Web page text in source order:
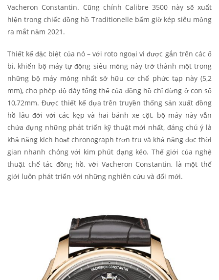
Vacheron Constantin. Cũng chính Calibre 3500 này sẽ xuất
hiện trong chiếc đồng hồ Traditionelle bấm giờ kép siêu mỏng
ra mắt năm 2021.
Thiết kế đặc biệt của nó – với roto ngoại vi được gắn trên các ổ
bi, khiến bộ máy tự động siêu mỏng này trở thành một trong
những bộ máy mỏng nhất sở hữu cơ chế phức tạp này (5,2
mm), cho phép độ dày tổng thể của đồng hồ chỉ dừng ở con số
10,72mm. Được thiết kế dựa trên truyền thống sản xuất đồng
hồ lâu đời với các kẹp và hai bánh xe cột, bộ máy này vẫn
chứa đựng những phát triển kỹ thuật mới nhất, đáng chú ý là
khả năng kích hoạt chronograph trơn tru và khả năng đọc thời
gian nhanh chóng với kim phút dạng kéo. Thế giới của nghệ
thuật chế tác đồng hồ, với Vacheron Constantin, là một thế
giới luôn phát triển với những nghiên cứu và đổi mới.